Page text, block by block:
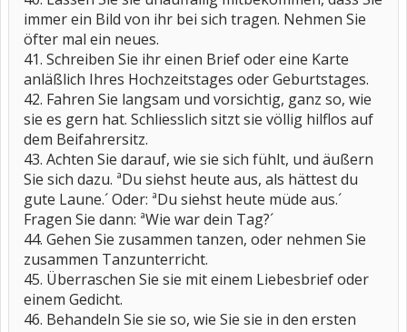
immer ein Bild von ihr bei sich tragen. Nehmen Sie
öfter mal ein neues.
41. Schreiben Sie ihr einen Brief oder eine Karte
anläßlich Ihres Hochzeitstages oder Geburtstages.
42. Fahren Sie langsam und vorsichtig, ganz so, wie
sie es gern hat. Schliesslich sitzt sie völlig hilflos auf
dem Beifahrersitz.
43. Achten Sie darauf, wie sie sich fühlt, und äußern
Sie sich dazu. ªDu siehst heute aus, als hättest du
gute Laune.´ Oder: ªDu siehst heute müde aus.´
Fragen Sie dann: ªWie war dein Tag?´
44. Gehen Sie zusammen tanzen, oder nehmen Sie
zusammen Tanzunterricht.
45. Überraschen Sie sie mit einem Liebesbrief oder
einem Gedicht.
46. Behandeln Sie sie so, wie Sie sie in den ersten